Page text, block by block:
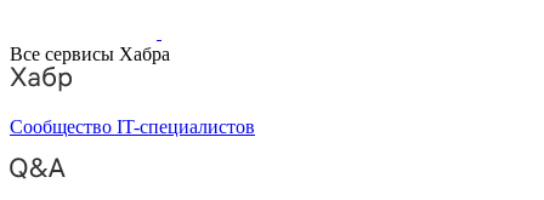
Все сервисы Хабра
Сообщество IT-специалистов